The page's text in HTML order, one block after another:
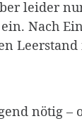
leider
Nach
nötig –